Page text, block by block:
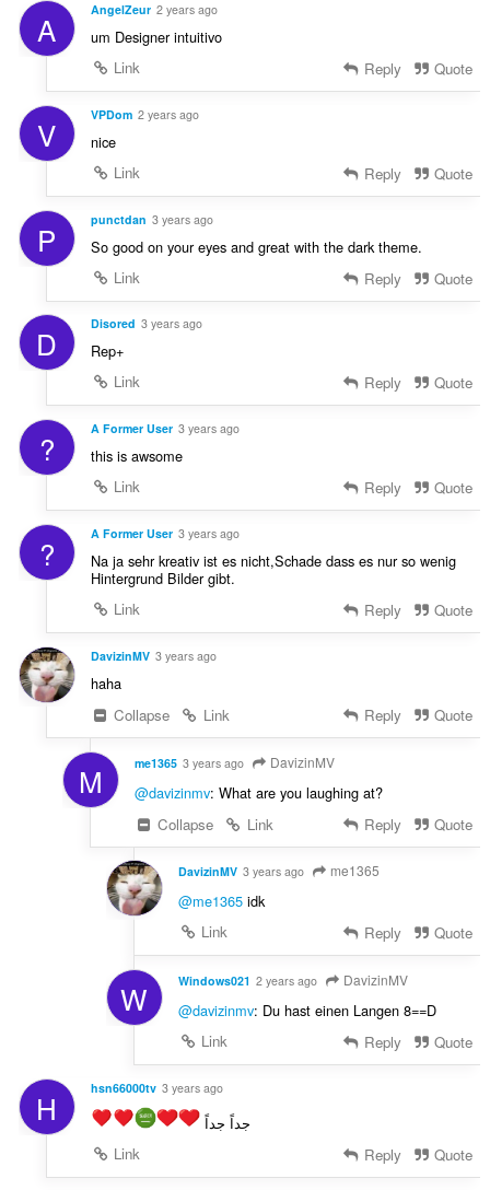
A AngelZeur 2 years ago
um Designer intuitivo
Link
Reply Quote
V VPDom 2 years ago
nice
Link
Reply Quote
P punctdan 3 years ago
So good on your eyes and great with the dark theme.
Link
Reply Quote
D Disored 3 years ago
Rep+
Link
Reply Quote
? A Former User 3 years ago
this is awsome
Link
Reply Quote
? A Former User 3 years ago
Na ja sehr kreativ ist es nicht,Schade dass es nur so wenig
Hintergrund Bilder gibt.
Link
Reply Quote
DavizinMV 3 years ago
haha
Collapse
Link Reply Quote
M me1365 3 years ago DavizinMV
@davizinmv: What are you laughing at?
Collapse
Link Reply Quote
DavizinMV 3 years ago me1365
@me1365idk
Link
Reply Quote
W Windows021 2 years ago DavizinMV
@davizinmv: Du hast einen Langen 8==D
Link
Reply Quote
H hsn66000tv 3 years ago
جداً جداً
Link
Reply Quote